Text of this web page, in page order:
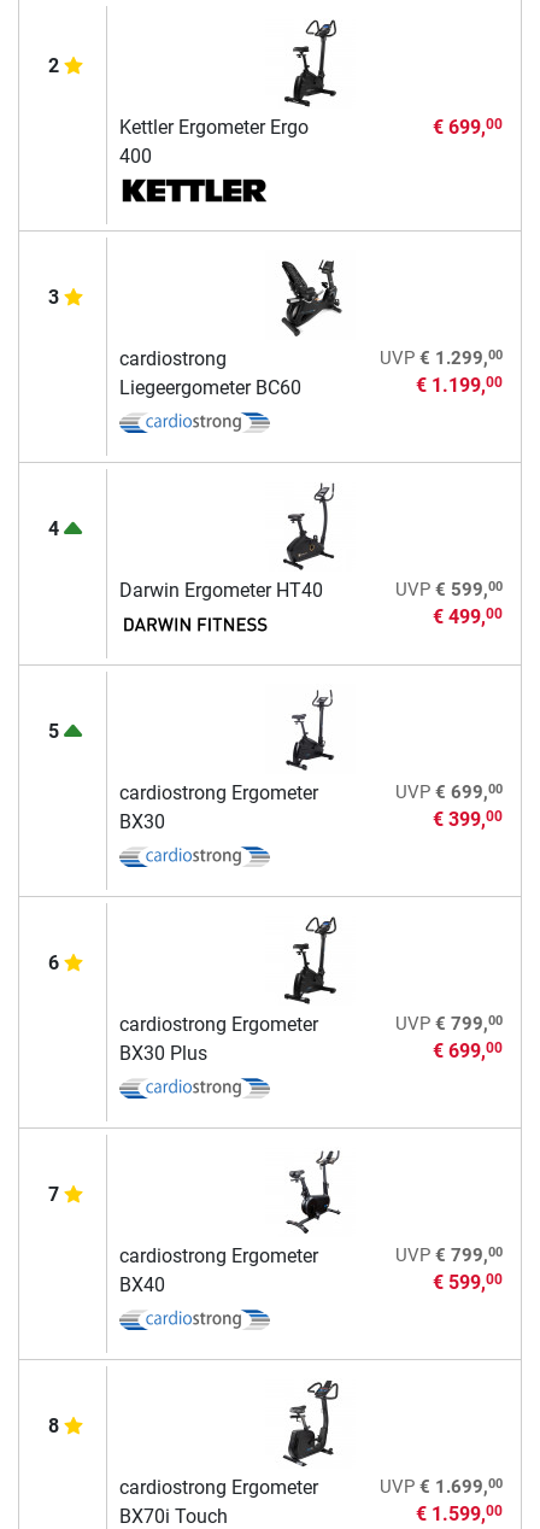
2
Kettler Ergometer Ergo
400
€ 699,00
3
cardiostrong
Liegeergometer BC60
UVP € 1.299,00
€ 1.199,00
4
Darwin Ergometer HT40 UVP € 599,00
€ 499,00
5
cardiostrong Ergometer
BX30
UVP € 699,00
€ 399,00
6
cardiostrong Ergometer
BX30 Plus
UVP € 799,00
€ 699,00
7
cardiostrong Ergometer
BX40
UVP € 799,00
€ 599,00
8
cardiostrong Ergometer
BX70i Touch
UVP € 1.699,00
€ 1.599,00